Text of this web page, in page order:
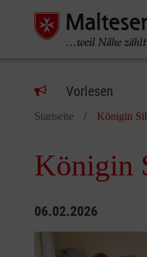
Vorlesen
Startseite ​​​​​​​Königin
​​​​​​​Königin
06.02.2026